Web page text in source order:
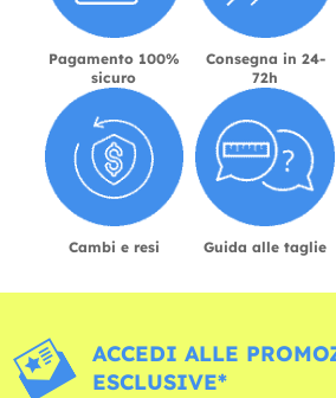
Pagamento 100%
sicuro
Consegna in 24-
72h
Cambi e resi Guida alle taglie
ACCEDI ALLE
ESCLUSIVE*